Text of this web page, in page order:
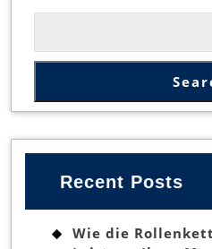
Recent Posts
Wie die